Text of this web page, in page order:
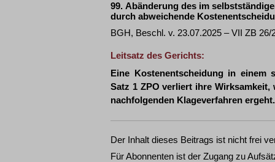
99. Abänderung des im
durch abweichende
BGH, Beschl. v. 23.07.2025 – VII ZB 26/
Leitsatz des Gerichts:
Eine Kostenentscheidung in einem
Satz 1 ZPO verliert ihre
nachfolgenden Klageverfahren ergeht.
Der Inhalt dieses Beitrags ist nicht frei
Für Abonnenten ist der Zugang zu